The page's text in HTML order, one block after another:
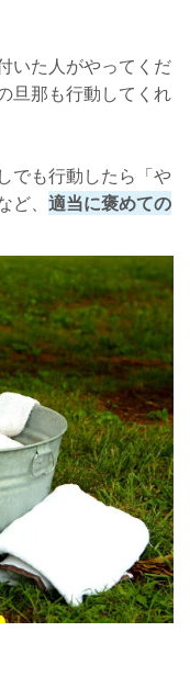
いた人がやってくだ
旦那も行動してくれ
でも行動したら「や
、 適当に褒めての